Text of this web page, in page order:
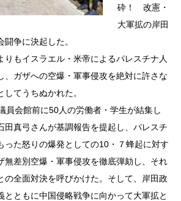
砕！ 改憲・
大軍拡の岸田
争に決起した。
りもイスラエル・米帝によるパレスチナ人
、ガザへの空爆・軍事侵攻を絶対に許さな
てうちぬかれた。
員会館前に50人の労働者・学生が結集し
田真弓さんが基調報告を提起し、パレスチ
った怒りの爆発としての10・７蜂起に対す
無差別空爆・軍事侵攻を徹底弾劾し、それ
の全面対決を呼びかけた。そして、岸田政
とともに中国侵略戦争に向かって大軍拡と